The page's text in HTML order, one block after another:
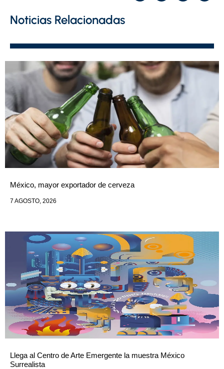
Noticias Relacionadas
México, mayor exportador de cerveza
7 AGOSTO, 2026
Llega al Centro de Arte Emergente la muestra México
Surrealista